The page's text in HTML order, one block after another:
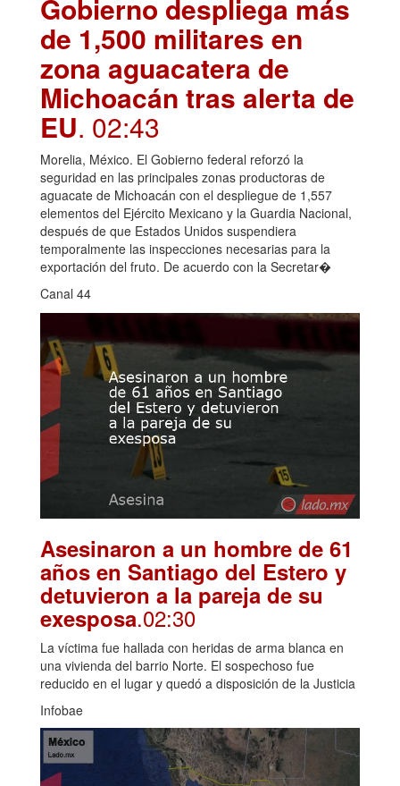
Gobierno despliega más
de 1,500 militares en
zona aguacatera de
Michoacán tras alerta de
EU. 02:43
Morelia, México. El Gobierno federal reforzó la
seguridad en las principales zonas productoras de
aguacate de Michoacán con el despliegue de 1,557
elementos del Ejército Mexicano y la Guardia Nacional,
después de que Estados Unidos suspendiera
temporalmente las inspecciones necesarias para la
exportación del fruto. De acuerdo con la Secretar�
Canal 44
Asesinaron a un hombre de 61
años en Santiago del Estero y
detuvieron a la pareja de su
exesposa.02:30
La víctima fue hallada con heridas de arma blanca en
una vivienda del barrio Norte. El sospechoso fue
reducido en el lugar y quedó a disposición de la Justicia
Infobae